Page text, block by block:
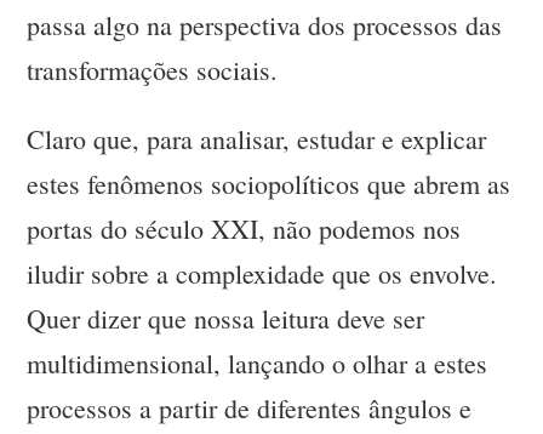
passa algo na perspectiva dos processos das
transformações sociais.
Claro que, para analisar, estudar e explicar
estes fenômenos sociopolíticos que abrem as
portas do século XXI, não podemos nos
iludir sobre a complexidade que os envolve.
Quer dizer que nossa leitura deve ser
multidimensional, lançando o olhar a estes
processos a partir de diferentes ângulos e